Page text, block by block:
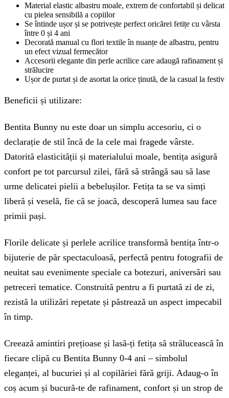
Material elastic albastru moale, extrem de confortabil și delicat
cu pielea sensibilă a copiilor
Se întinde ușor și se potrivește perfect oricărei fetițe cu vârsta
între 0 și 4 ani
Decorată manual cu flori textile în nuanțe de albastru, pentru
un efect vizual fermecător
Accesorii elegante din perle acrilice care adaugă rafinament și
strălucire
Ușor de purtat și de asortat la orice ținută, de la casual la festiv
Beneficii și utilizare:
Bentita Bunny nu este doar un simplu accesoriu, ci o
declarație de stil încă de la cele mai fragede vârste.
Datorită elasticității și materialului moale, bentița asigură
confort pe tot parcursul zilei, fără să strângă sau să lase
urme delicatei pielii a bebelușilor. Fetița ta se va simți
liberă și veselă, fie că se joacă, descoperă lumea sau face
primii pași.
Florile delicate și perlele acrilice transformă bentița într-o
bijuterie de păr spectaculoasă, perfectă pentru fotografii de
neuitat sau evenimente speciale ca botezuri, aniversări sau
petreceri tematice. Construită pentru a fi purtată zi de zi,
rezistă la utilizări repetate și păstrează un aspect impecabil
în timp.
Creează amintiri prețioase și lasă-ți fetița să strălucească în
fiecare clipă cu Bentita Bunny 0-4 ani – simbolul
eleganței, al bucuriei și al copilăriei fără griji. Adaug-o în
coș acum și bucură-te de rafinament, confort și un strop de